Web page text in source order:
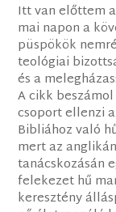
Itt van előttem
mai napon a
püspökök
teológiai
és a
A cikk
csoport ellenzi
Bibliához való
mert az
tanácskozásán
felekezet hű
keresztény